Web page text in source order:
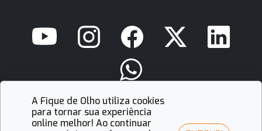
contato@fiquedeolho.com.br
A Fique de Olho utiliza cookies
para tornar sua experiência
online melhor! Ao continuar